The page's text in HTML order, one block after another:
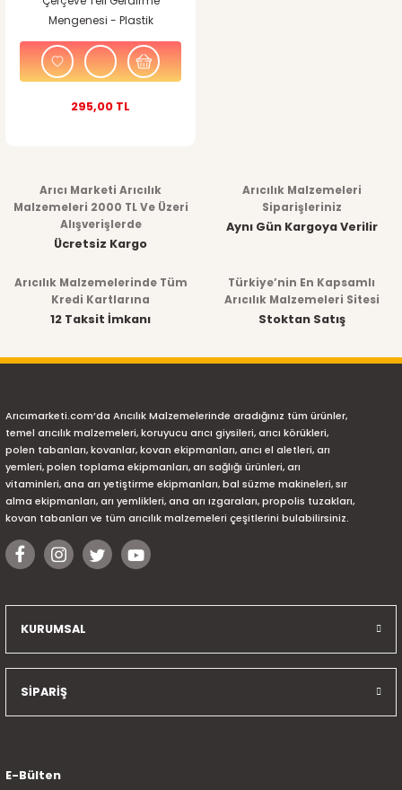
Mengenesi - Plastik
295,00 TL
Arıcı Marketi Arıcılık
Malzemeleri 2000 TL Ve Üzeri
Alışverişlerde
Ücretsiz Kargo
Arıcılık Malzemeleri
Siparişleriniz
Aynı Gün Kargoya Verilir
Arıcılık Malzemelerinde Tüm
Kredi Kartlarına
12 Taksit İmkanı
Türkiye’nin En Kapsamlı
Arıcılık Malzemeleri Sitesi
Stoktan Satış
Arıcımarketi.com’da Arıcılık Malzemelerinde aradığınız tüm ürünler,
temel arıcılık malzemeleri, koruyucu arıcı giysileri, arıcı körükleri,
polen tabanları, kovanlar, kovan ekipmanları, arıcı el aletleri, arı
yemleri, polen toplama ekipmanları, arı sağlığı ürünleri, arı
vitaminleri, ana arı yetiştirme ekipmanları, bal süzme makineleri, sır
alma ekipmanları, arı yemlikleri, ana arı ızgaraları, propolis tuzakları,
kovan tabanları ve tüm arıcılık malzemeleri çeşitlerini bulabilirsiniz.
KURUMSAL
SİPARİŞ
E-Bülten